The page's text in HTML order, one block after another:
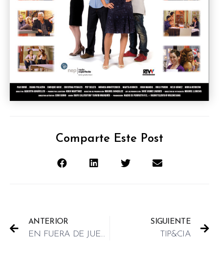
Comparte Este Post
ANTERIOR
EN FUERA DE JUEGO
SIGUIENTE
TIP&CIA